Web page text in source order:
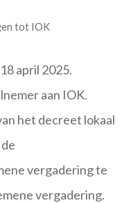
tot IOK
april 2025.
aan IOK.
het decreet lokaal
vergadering te
vergadering.